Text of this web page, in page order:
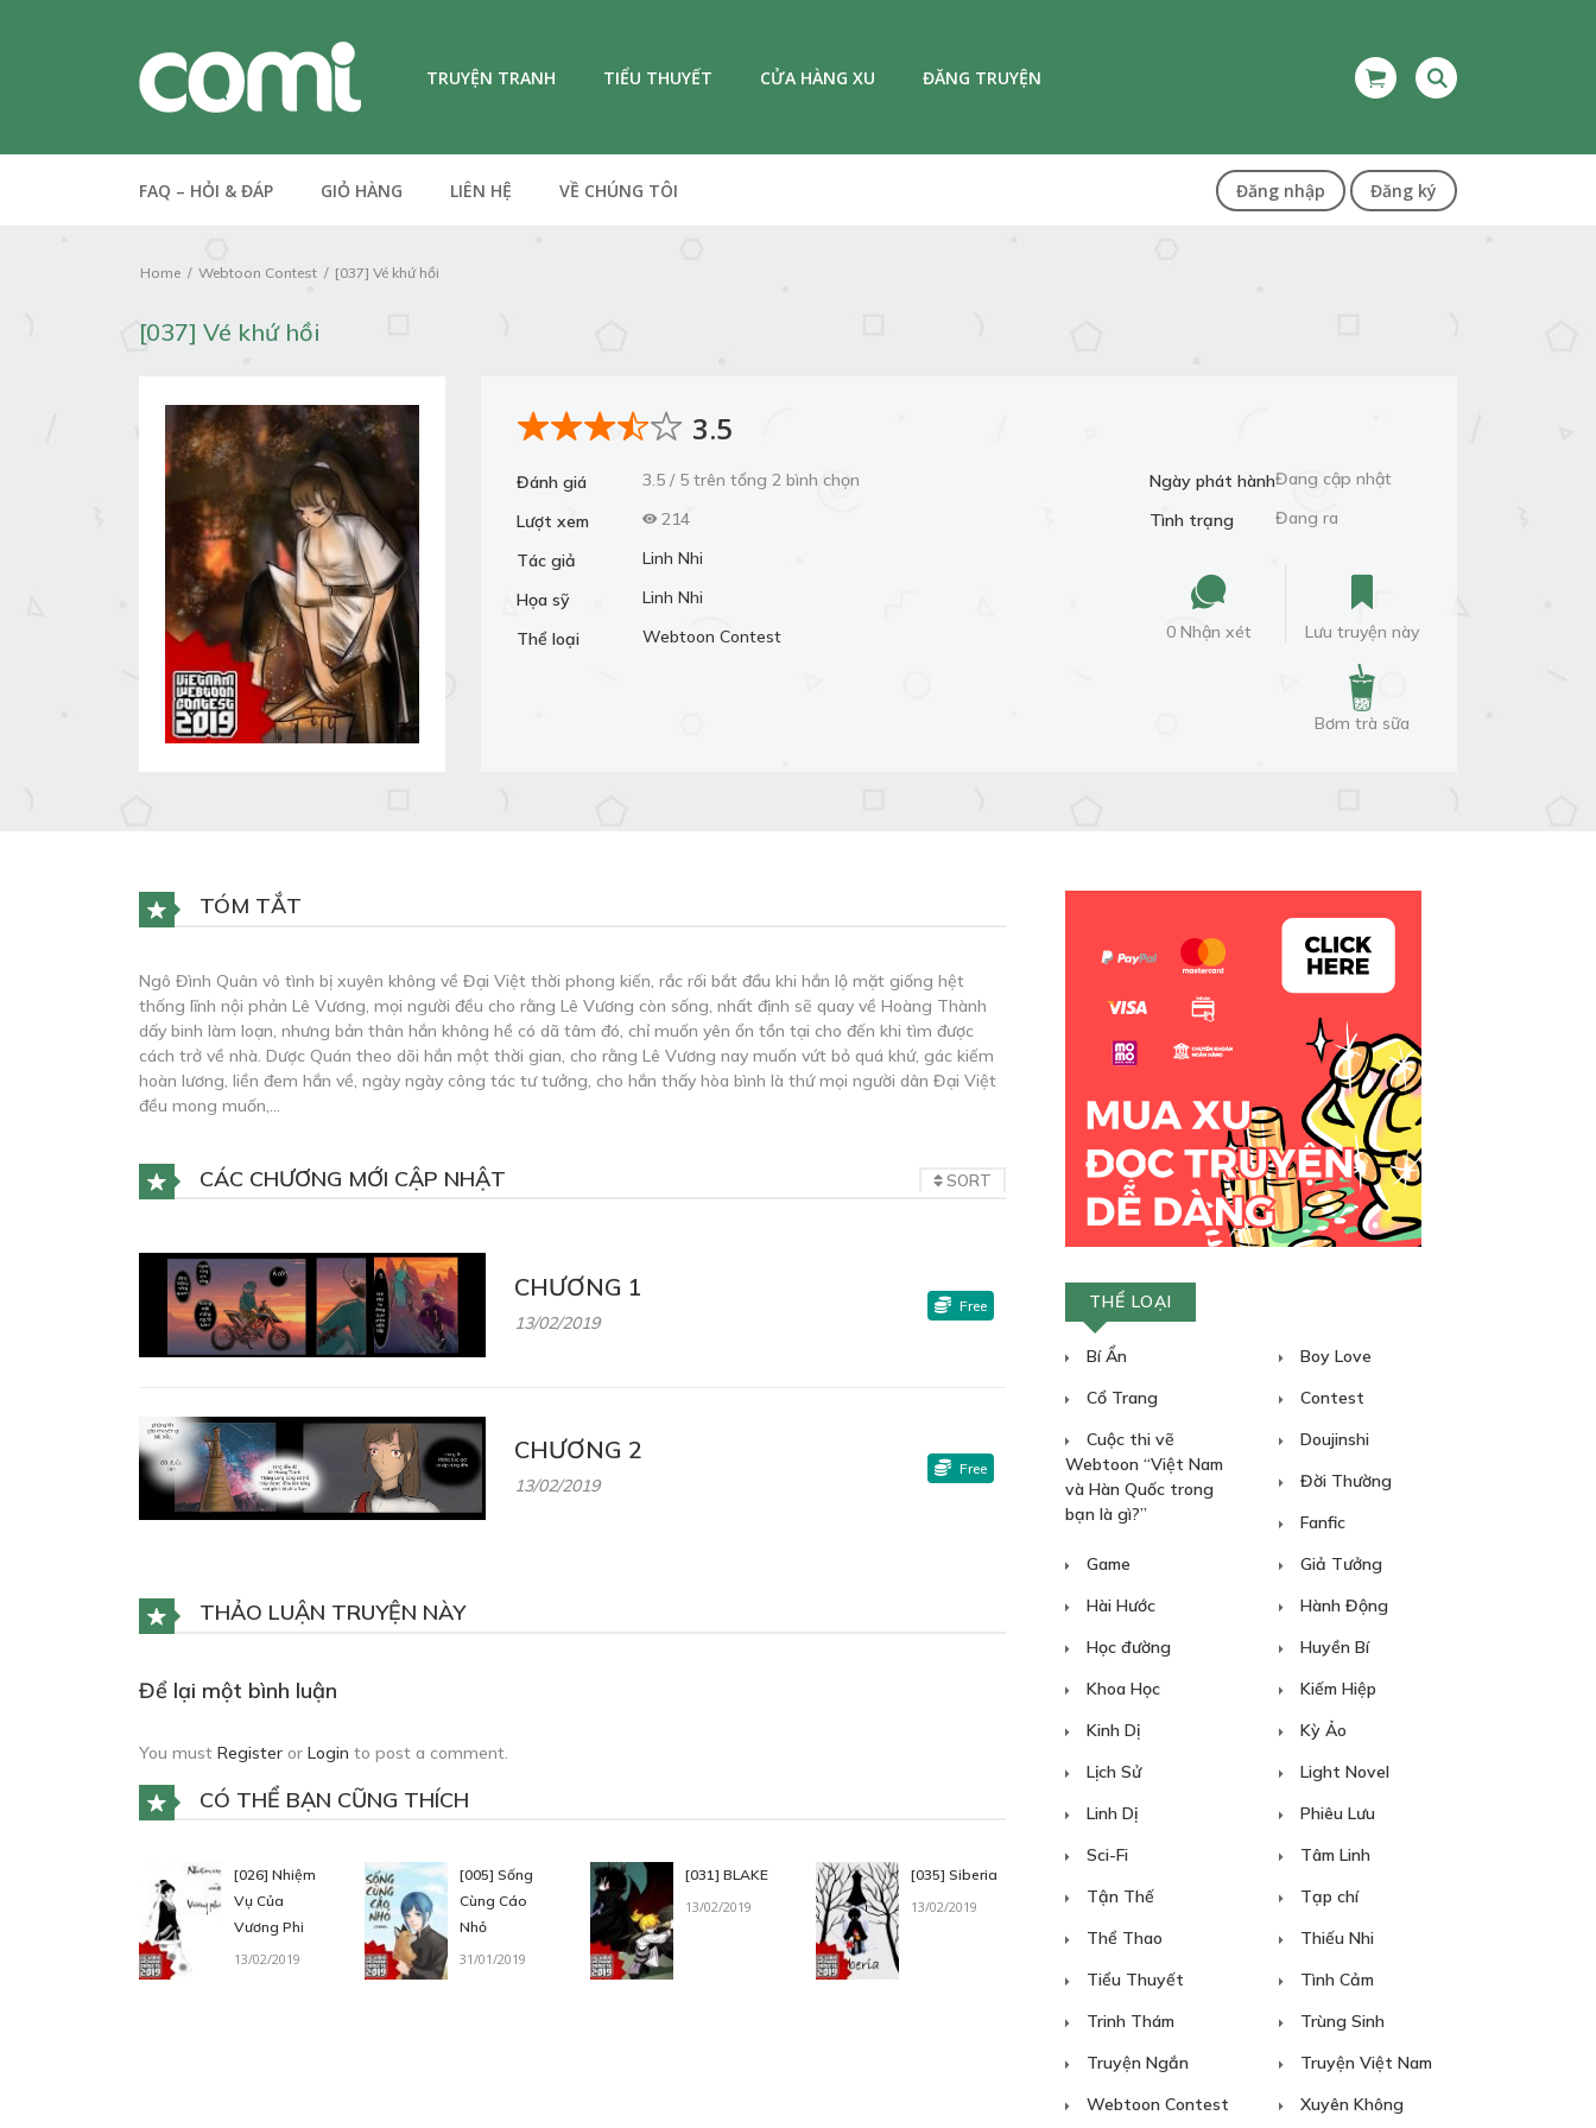
TRUYỆN TRANH TIỂU THUYẾT CỬA HÀNG XU ĐĂNG TRUYỆN
FAQ – HỎI & ĐÁP GIỎ HÀNG LIÊN HỆ VỀ CHÚNG TÔI Đăng nhập Đăng ký
Home Webtoon Contest [037] Vé khứ hồi
[037] Vé khứ hồi
3.5
Đánh giá
3.5 / 5 trên tổng 2 bình chọn
Lượt xem
214
Tác giả
Linh Nhi
Họa sỹ
Linh Nhi
Thể loại
Webtoon Contest
Ngày phát hànhĐang cập nhật
Tình trạng
Đang ra
0 Nhận xét Lưu truyện này
Bơm trà sữa
TÓM TẮT
Ngô Đình Quân vô tình bị xuyên không về Đại Việt thời phong kiến, rắc rối bắt đầu khi hắn lộ mặt giống hệt
thống lĩnh nội phản Lê Vương, mọi người đều cho rằng Lê Vương còn sống, nhất định sẽ quay về Hoàng Thành
dấy binh làm loạn, nhưng bản thân hắn không hề có dã tâm đó, chỉ muốn yên ổn tồn tại cho đến khi tìm được
cách trở về nhà. Dược Quán theo dõi hắn một thời gian, cho rằng Lê Vương nay muốn vứt bỏ quá khứ, gác kiếm
hoàn lương, liền đem hắn về, ngày ngày công tác tư tưởng, cho hắn thấy hòa bình là thứ mọi người dân Đại Việt
đều mong muốn,…
CÁC CHƯƠNG MỚI CẬP NHẬT SORT
CHƯƠNG 1
13/02/2019
Free
CHƯƠNG 2
13/02/2019
Free
THẢO LUẬN TRUYỆN NÀY
Để lại một bình luận
You must Register or Login to post a comment.
CÓ THỂ BẠN CŨNG THÍCH
[026] Nhiệm
Vụ Của
Vương Phi
13/02/2019
[005] Sống
Cùng Cáo
Nhỏ
31/01/2019
[031] BLAKE
13/02/2019
[035] Siberia
13/02/2019
THỂ LOẠI
Bí Ẩn
Boy Love
Cổ Trang
Contest
Cuộc thi vẽ
Webtoon “Việt Nam
và Hàn Quốc trong
bạn là gì?”
Doujinshi
Đời Thường
Fanfic
Game
Giả Tưởng
Hài Hước
Hành Động
Học đường
Huyền Bí
Khoa Học
Kiếm Hiệp
Kinh Dị
Kỳ Ảo
Lịch Sử
Light Novel
Linh Dị
Phiêu Lưu
Sci-Fi
Tâm Linh
Tận Thế
Tạp chí
Thể Thao
Thiếu Nhi
Tiểu Thuyết
Tình Cảm
Trinh Thám
Trùng Sinh
Truyện Ngắn
Truyện Việt Nam
Webtoon Contest
Xuyên Không